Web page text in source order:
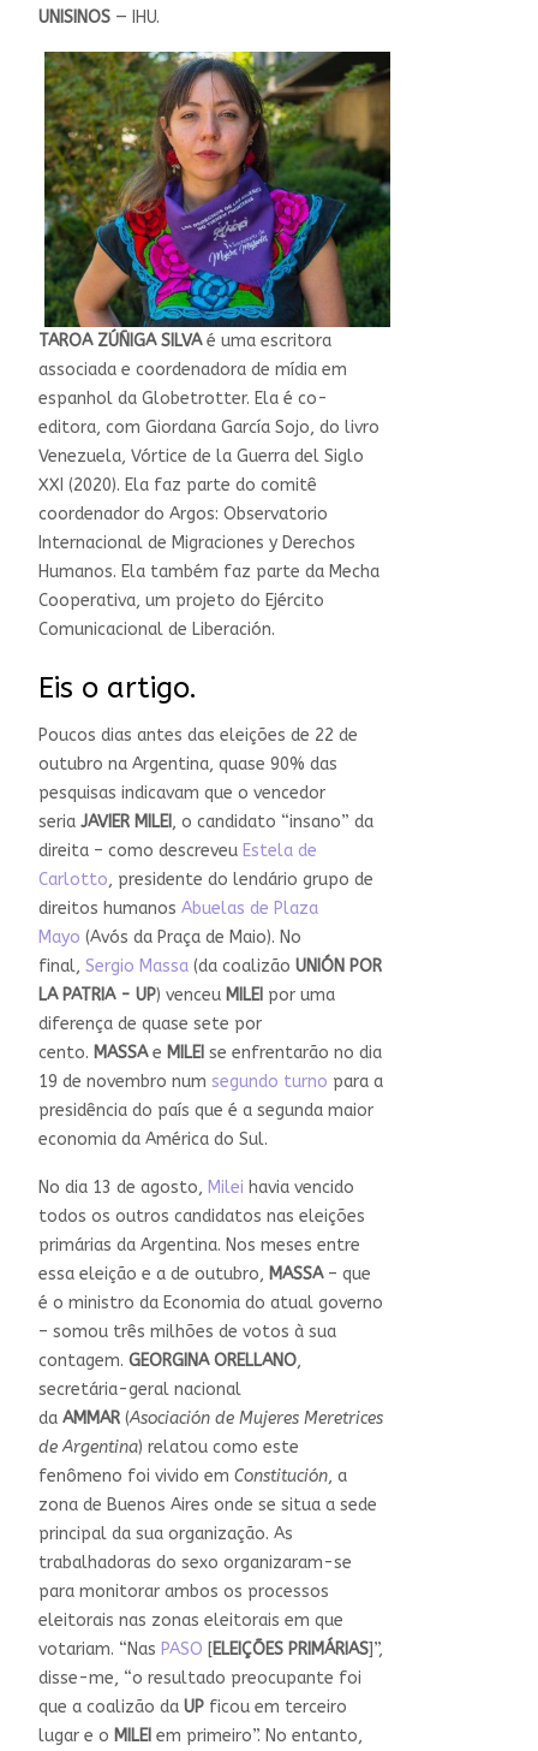
UNISINOS— IHU.
TAROA ZÚÑIGA SILVAé uma escritora
associada e coordenadora de mídia em
espanhol da Globetrotter. Ela é co-
editora, com Giordana García Sojo, do livro
Venezuela, Vórtice de la Guerra del Siglo
XXI (2020). Ela faz parte do comitê
coordenador do Argos: Observatorio
Internacional de Migraciones y Derechos
Humanos. Ela também faz parte da Mecha
Cooperativa, um projeto do Ejército
Comunicacional de Liberación.
Eis o artigo.
Poucos dias antes das eleições de 22 de
outubro na Argentina, quase 90% das
pesquisas indicavam que o vencedor
seria JAVIER MILEI , o candidato “insano” da
direita – como descreveu Estela de
Carlotto, presidente do lendário grupo de
direitos humanos Abuelas de Plaza
Mayo (Avós da Praça de Maio). No
final, Sergio Massa(da coalizão UNIÓN POR
LA PATRIA - UP) venceu MILEI por uma
diferença de quase sete por
cento. MASSAe MILEI se enfrentarão no dia
19 de novembro num segundo turno para a
presidência do país que é a segunda maior
economia da América do Sul.
No dia 13 de agosto, Milei havia vencido
todos os outros candidatos nas eleições
primárias da Argentina. Nos meses entre
essa eleição e a de outubro, MASSA– que
é o ministro da Economia do atual governo
– somou três milhões de votos à sua
contagem. GEORGINA ORELLANO,
secretária-geral nacional
da AMMAR(Asociación de Mujeres Meretrices
de Argentina) relatou como este
fenômeno foi vivido em Constitución, a
zona de Buenos Aires onde se situa a sede
principal da sua organização. As
trabalhadoras do sexo organizaram-se
para monitorar ambos os processos
eleitorais nas zonas eleitorais em que
votariam. “Nas PASO [ELEIÇÕES PRIMÁRIAS]”,
disse-me, “o resultado preocupante foi
que a coalizão da UPficou em terceiro
lugar e o MILEI em primeiro”. No entanto,